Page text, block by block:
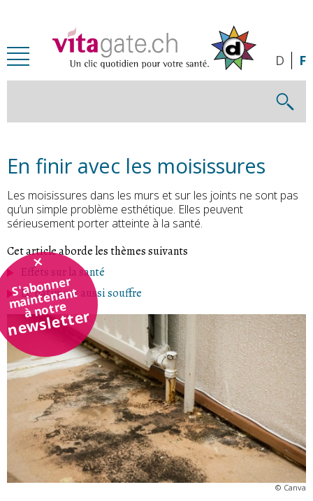
S'abonner
maintenant
à notre
newsletter
D F
En finir avec les moisissures
Les moisissures dans les murs et sur les joints ne sont pas
qu’un simple problème esthétique. Elles peuvent
sérieusement porter atteinte à la santé.
Cet article aborde les thèmes suivants
Effets sur la santé
Le bâtiment aussi souffre
© Canva